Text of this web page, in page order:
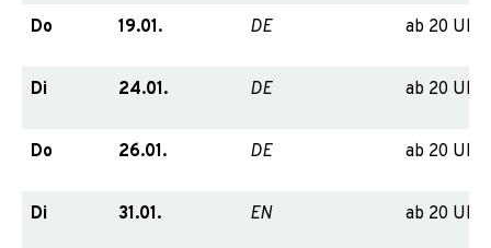
Do 19.01. DE ab 20 Uhr
Di 24.01. DE ab 20 Uhr
Do 26.01. DE ab 20 Uhr
Di 31.01. EN ab 20 Uhr